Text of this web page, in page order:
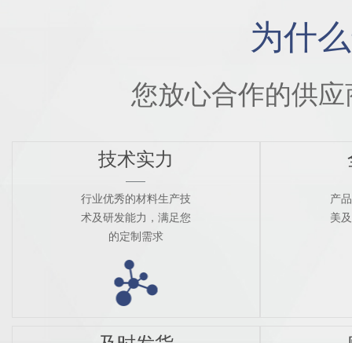
为什
您放心合作的供
技术实力
行业优秀的材料生产技
术及研发能力，满足您
的定制需求
产
美